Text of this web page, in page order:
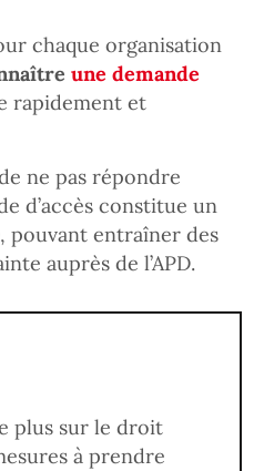
chaque organisation
une demande
rapidement et
ne pas répondre
d’accès constitue un
pouvant entraîner des
auprès de l’APD.
plus sur le droit
à prendre